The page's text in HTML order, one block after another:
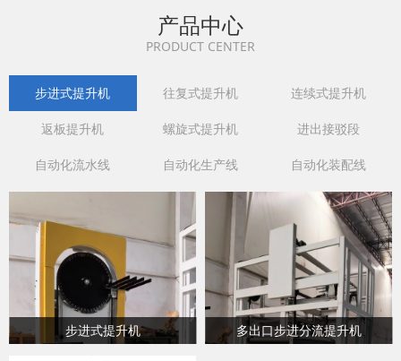
产品中心
PRODUCT CENTER
步进式提升机 往复式提升机 连续式提升机
返板提升机 螺旋式提升机 进出接驳段
自动化流水线 自动化生产线 自动化装配线
步进式提升机 多出口步进分流提升机